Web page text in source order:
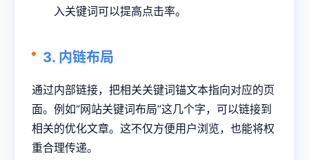
入关键词可以提高点击率。
3. 内链布局
通过内部链接，把相关关键词锚文本指向对应的页
面。例如“网站关键词布局”这几个字，可以链接到
相关的优化文章。这不仅方便用户浏览，也能将权
重合理传递。